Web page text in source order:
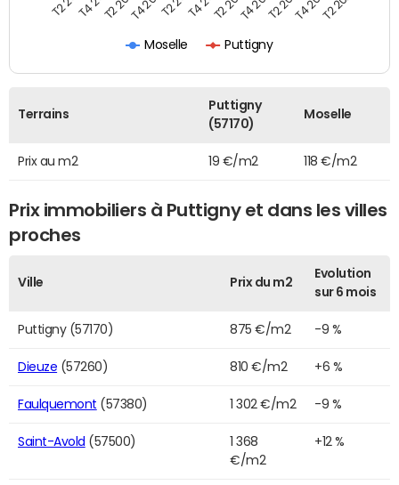
Moselle Puttigny
Terrains
Puttigny
(57170)
Moselle
Prix au m2 19 €/m2 118 €/m2
Prix immobiliers à Puttigny et dans les villes
proches
Ville Prix du m2
Evolution
sur 6 mois
Puttigny (57170) 875 €/m2 -9 %
Dieuze (57260) 810 €/m2 +6 %
Faulquemont (57380) 1 302 €/m2 -9 %
Saint-Avold (57500)
1 368
€/m2
+12 %